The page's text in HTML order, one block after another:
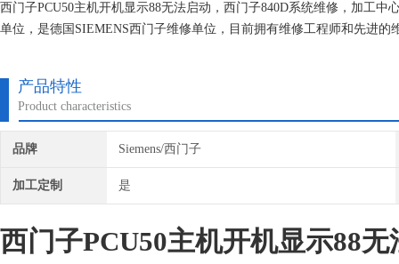
西门子PCU50主机开机显示88无法启动，西门子840D系统维修，加工
单位，是德国SIEMENS西门子维修单位，目前拥有维修工程师和先进
产品特性
Product characteristics
品牌 Siemens/西门子
加工定制 是
西门子PCU50主机开机显示88无